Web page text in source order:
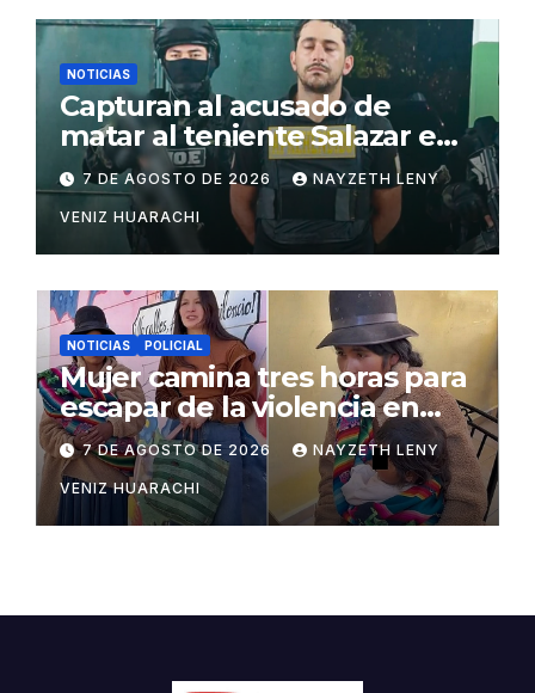
NOTICIAS
Capturan al acusado de
matar al teniente Salazar en
San Matías
7 DE AGOSTO DE 2026 NAYZETH LENY
VENIZ HUARACHI
NOTICIAS POLICIAL
Mujer camina tres horas para
escapar de la violencia en
Potosí
7 DE AGOSTO DE 2026 NAYZETH LENY
VENIZ HUARACHI